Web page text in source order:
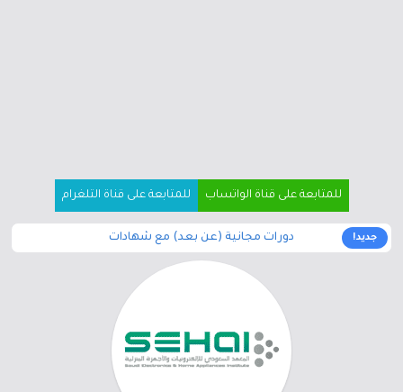
للمتابعة على قناة الواتساب للمتابعة على قناة التلغرام
جديد! دورات مجانية (عن بعد) مع شهادات